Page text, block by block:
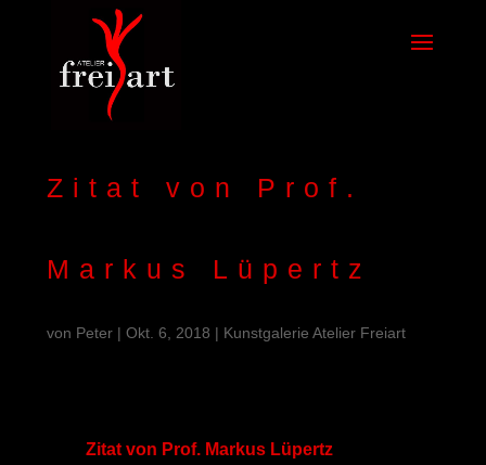
Zitat von Prof.
Markus Lüpertz
von Peter| Okt. 6, 2018 | Kunstgalerie Atelier Freiart
Zitat von Prof. Markus Lüpertz